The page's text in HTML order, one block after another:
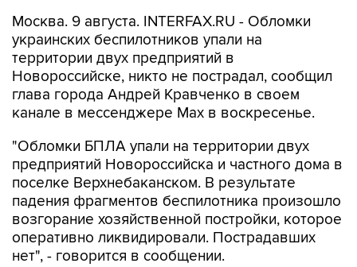
Москва. 9 августа. INTERFAX.RU - Обломки
украинских беспилотников упали на
территории двух предприятий в
Новороссийске, никто не пострадал, сообщил
глава города Андрей Кравченко в своем
канале в мессенджере Max в воскресенье.
"Обломки БПЛА упали на территории двух
предприятий Новороссийска и частного дома в
поселке Верхнебаканском. В результате
падения фрагментов беспилотника произошло
возгорание хозяйственной постройки, которое
оперативно ликвидировали. Пострадавших
нет", - говорится в сообщении.